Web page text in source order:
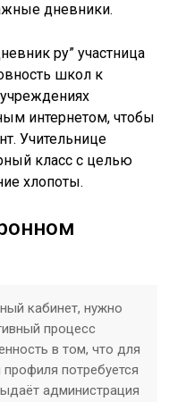
дневники.
ру” участница
школ к
интернетом, чтобы
Учительнице
класс с целью
хлопоты.
кабинет, нужно
процесс
в том, что для
потребуется
администрация